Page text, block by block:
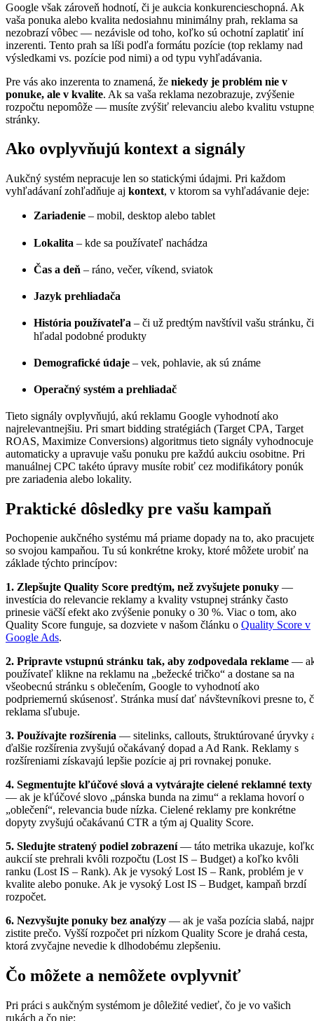
Google však zároveň hodnotí, či je aukcia konkurencieschopná. Ak
vaša ponuka alebo kvalita nedosiahnu minimálny prah, reklama sa
nezobrazí vôbec — nezávisle od toho, koľko sú ochotní zaplatiť iní
inzerenti. Tento prah sa líši podľa formátu pozície (top reklamy nad
výsledkami vs. pozície pod nimi) a od typu vyhľadávania.
Pre vás ako inzerenta to znamená, že niekedy je problém nie v
ponuke, ale v kvalite. Ak sa vaša reklama nezobrazuje, zvýšenie
rozpočtu nepomôže — musíte zvýšiť relevanciu alebo kvalitu
stránky.
Ako ovplyvňujú kontext a signály
Aukčný systém nepracuje len so statickými údajmi. Pri každom
vyhľadávaní zohľadňuje aj kontext, v ktorom sa vyhľadávanie deje:
Zariadenie – mobil, desktop alebo tablet
Lokalita – kde sa používateľ nachádza
Čas a deň – ráno, večer, víkend, sviatok
Jazyk prehliadača
História používateľa – či už predtým navštívil vašu stránku, či
hľadal podobné produkty
Demografické údaje – vek, pohlavie, ak sú známe
Operačný systém a prehliadač
Tieto signály ovplyvňujú, akú reklamu Google vyhodnotí ako
najrelevantnejšiu. Pri smart bidding stratégiách (Target CPA, Target
ROAS, Maximize Conversions) algoritmus tieto signály vyhodnocuje
automaticky a upravuje vašu ponuku pre každú aukciu osobitne. Pri
manuálnej CPC takéto úpravy musíte robiť cez modifikátory ponúk
pre zariadenia alebo lokality.
Praktické dôsledky pre vašu kampaň
Pochopenie aukčného systému má priame dopady na to, ako
so svojou kampaňou. Tu sú konkrétne kroky, ktoré môžete urobiť na
základe týchto princípov:
1. Zlepšujte Quality Score predtým, než zvyšujete ponuky —
investícia do relevancie reklamy a kvality vstupnej stránky často
prinesie väčší efekt ako zvýšenie ponuky o 30 %. Viac o tom, ako
Quality Score funguje, sa dozviete v našom článku o Quality Score v
Google Ads.
2. Pripravte vstupnú stránku tak, aby zodpovedala reklame —
používateľ klikne na reklamu na „bežecké tričko“ a dostane sa na
všeobecnú stránku s oblečením, Google to vyhodnotí ako
podpriemernú skúsenosť. Stránka musí dať návštevníkovi presne to,
reklama sľubuje.
3. Používajte rozšírenia — sitelinks, callouts, štruktúrované úryvky
ďalšie rozšírenia zvyšujú očakávaný dopad a Ad Rank. Reklamy s
rozšíreniami získavajú lepšie pozície aj pri rovnakej ponuke.
4. Segmentujte kľúčové slová a vytvárajte cielené reklamné texty
— ak je kľúčové slovo „pánska bunda na zimu“ a reklama hovorí o
„oblečení“, relevancia bude nízka. Cielené reklamy pre konkrétne
dopyty zvyšujú očakávanú CTR a tým aj Quality Score.
5. Sledujte stratený podiel zobrazení— táto metrika ukazuje,
aukcií ste prehrali kvôli rozpočtu (Lost IS – Budget) a koľko kvôli
ranku (Lost IS – Rank). Ak je vysoký Lost IS – Rank, problém je v
kvalite alebo ponuke. Ak je vysoký Lost IS – Budget, kampaň brzdí
rozpočet.
6. Nezvyšujte ponuky bez analýzy — ak je vaša pozícia slabá,
zistite prečo. Vyšší rozpočet pri nízkom Quality Score je drahá cesta,
ktorá zvyčajne nevedie k dlhodobému zlepšeniu.
Čo môžete a nemôžete ovplyvniť
Pri práci s aukčným systémom je dôležité vedieť, čo je vo vašich
rukách a čo nie: